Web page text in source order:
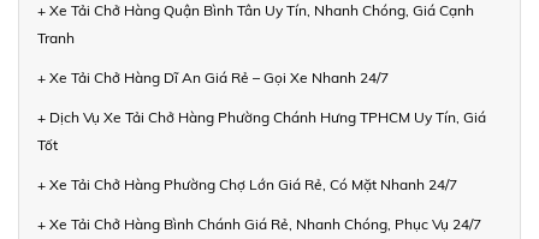
+ Xe Tải Chở Hàng Quận Bình Tân Uy Tín, Nhanh Chóng, Giá Cạnh
Tranh
+ Xe Tải Chở Hàng Dĩ An Giá Rẻ – Gọi Xe Nhanh 24/7
+ Dịch Vụ Xe Tải Chở Hàng Phường Chánh Hưng TPHCM Uy Tín, Giá
Tốt
+ Xe Tải Chở Hàng Phường Chợ Lớn Giá Rẻ, Có Mặt Nhanh 24/7
+ Xe Tải Chở Hàng Bình Chánh Giá Rẻ, Nhanh Chóng, Phục Vụ 24/7